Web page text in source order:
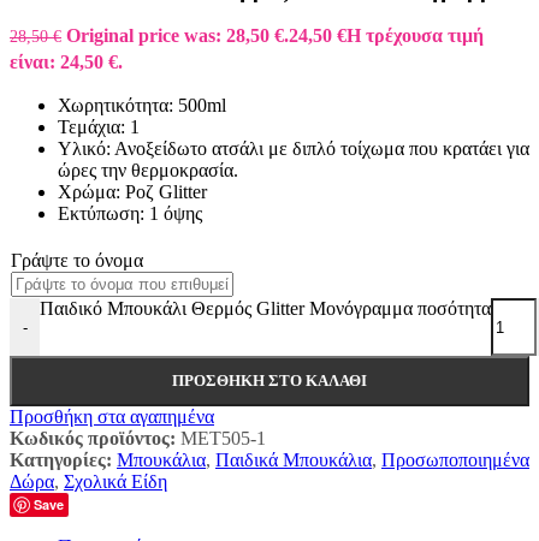
28,50€ Original price was: 28,50 €.24,50 €Η τρέχουσα τιμή
είναι: 24,50 €.
Χωρητικότητα: 500ml
Τεμάχια: 1
Υλικό: Ανοξείδωτο ατσάλι με διπλό τοίχωμα που κρατάει για
ώρες την θερμοκρασία.
Χρώμα: Ροζ Glitter
Εκτύπωση: 1 όψης
Γράψτε το όνομα
-
Παιδικό Μπουκάλι Θερμός Glitter Μονόγραμμα ποσότητα
ΠΡΟΣΘΉΚΗ ΣΤΟ ΚΑΛΆΘΙ
Προσθήκη στα αγαπημένα
Κωδικός προϊόντος: MET505-1
Κατηγορίες: Μπουκάλια, Παιδικά Μπουκάλια, Προσωποποιημένα
Δώρα, Σχολικά Είδη
Save